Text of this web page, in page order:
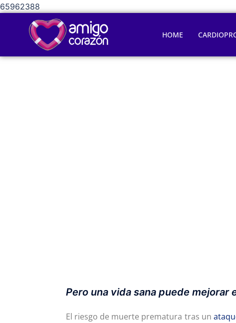
65962388
HOME
Pero una vida sana puede
El riesgo de muerte prematura tras un